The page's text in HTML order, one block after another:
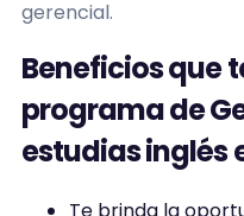
gerencial.
Beneficios que
programa de
estudias inglés